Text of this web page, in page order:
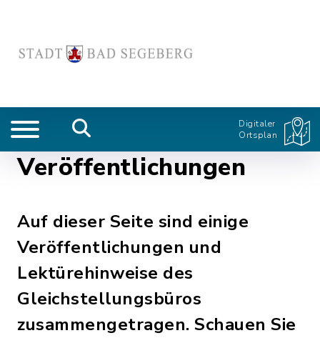
Digitaler
Ortsplan
Veröffentlichungen
Auf dieser Seite sind einige
Veröffentlichungen und
Lektürehinweise des
Gleichstellungsbüros
zusammengetragen. Schauen Sie